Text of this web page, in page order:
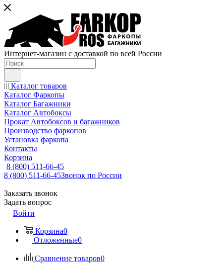
Интернет-магазин с доставкой по всей России
Каталог товаров
Каталог Фаркопы
Каталог Багажники
Каталог Автобоксы
Прокат Автобоксов и багажников
Производство фаркопов
Установка фаркопа
Контакты
Корзина
8 (800) 511-66-45
8 (800) 511-66-45Звонок по России
Заказать звонок
Задать вопрос
Войти
Корзина0
Отложенные0
Сравнение товаров0